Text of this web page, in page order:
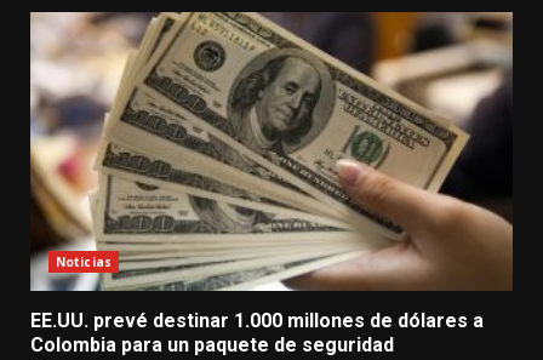
Noticias
EE.UU. prevé destinar 1.000 millones de dólares a
Colombia para un paquete de seguridad